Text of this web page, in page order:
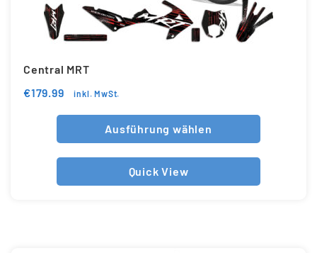
Central MRT
€179.99 inkl. MwSt.
Ausführung wählen
Quick View